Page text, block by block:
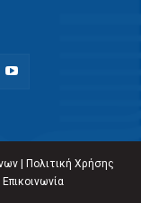
|
Πολιτική Χρήσης
Επικοινωνία